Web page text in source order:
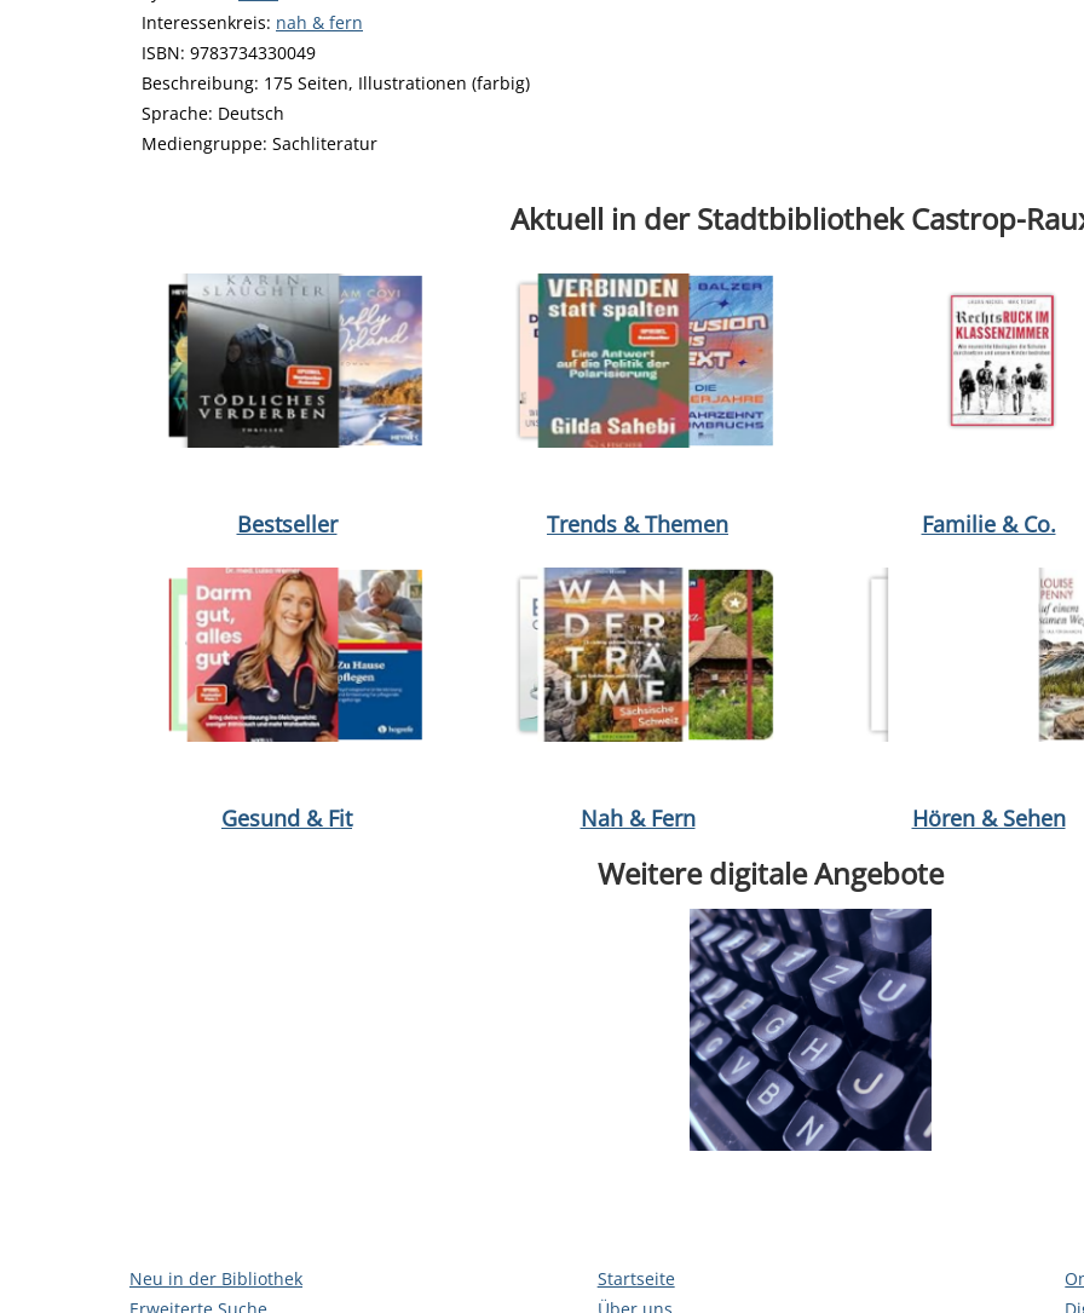
Interessenkreis: Suche nach diesem Interessenskreis
nah & fern
ISBN: 9783734330049
Beschreibung: 175 Seiten, Illustrationen (farbig)
Suche nach dieser Beteiligten Person
Sprache: Deutsch
Mediengruppe: Sachliteratur
Aktuell in der Stadtbibliothek Castrop-
Bestseller
Gesund & Fit
Trends & Themen
Nah & Fern
Familie & Co.
Hören & Sehen
Weitere digitale Angebote
Neu in der Bibliothek
Startseite